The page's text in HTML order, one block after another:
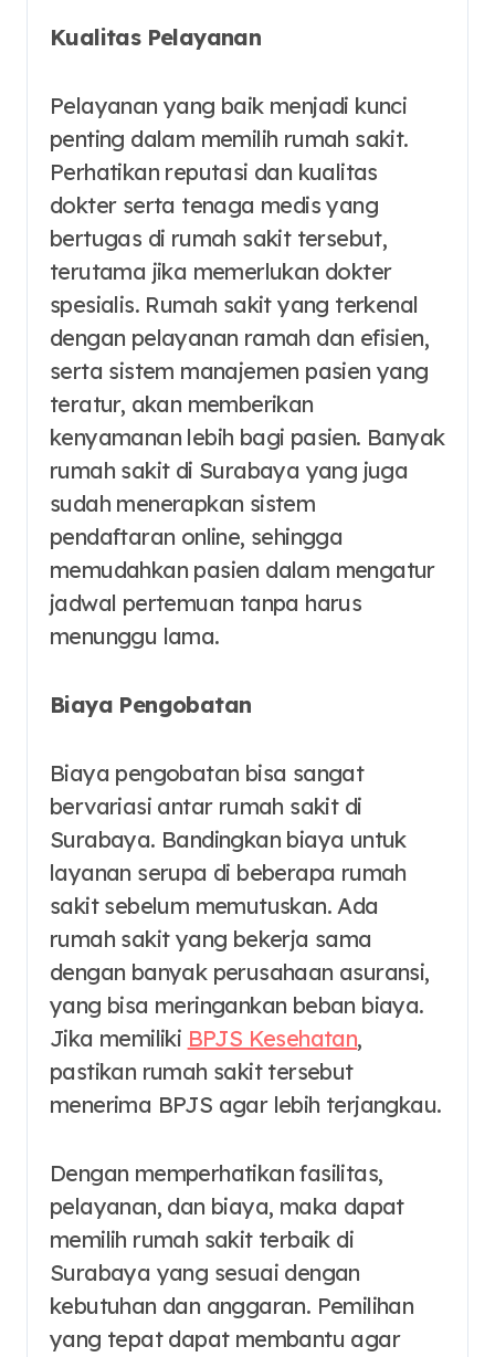
Kualitas Pelayanan
Pelayanan yang baik menjadi kunci
penting dalam memilih rumah sakit.
Perhatikan reputasi dan kualitas
dokter serta tenaga medis yang
bertugas di rumah sakit tersebut,
terutama jika memerlukan dokter
spesialis. Rumah sakit yang terkenal
dengan pelayanan ramah dan efisien,
serta sistem manajemen pasien yang
teratur, akan memberikan
kenyamanan lebih bagi pasien. Banyak
rumah sakit di Surabaya yang juga
sudah menerapkan sistem
pendaftaran online, sehingga
memudahkan pasien dalam mengatur
jadwal pertemuan tanpa harus
menunggu lama.
Biaya Pengobatan
Biaya pengobatan bisa sangat
bervariasi antar rumah sakit di
Surabaya. Bandingkan biaya untuk
layanan serupa di beberapa rumah
sakit sebelum memutuskan. Ada
rumah sakit yang bekerja sama
dengan banyak perusahaan asuransi,
yang bisa meringankan beban biaya.
Jika memiliki BPJS Kesehatan,
pastikan rumah sakit tersebut
menerima BPJS agar lebih terjangkau.
Dengan memperhatikan fasilitas,
pelayanan, dan biaya, maka dapat
memilih rumah sakit terbaik di
Surabaya yang sesuai dengan
kebutuhan dan anggaran. Pemilihan
yang tepat dapat membantu agar